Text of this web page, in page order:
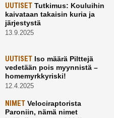
UUTISETTutkimus: Kouluihin
kaivataan takaisin kuria ja
järjestystä
13.9.2025
UUTISETIso määrä Pilttejä
vedetään pois myynnistä –
homemyrkkyriski!
12.4.2025
NIMETVelociraptorista
Paroniin, nämä nimet